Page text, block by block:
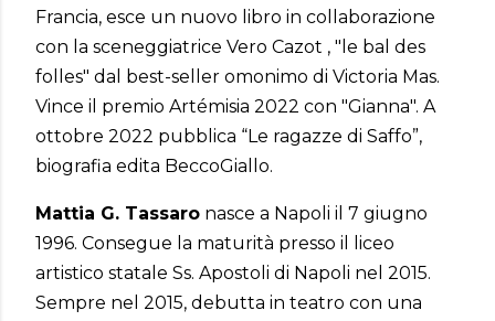
Francia, esce un nuovo libro in collaborazione
con la sceneggiatrice Vero Cazot , "le bal des
folles" dal best-seller omonimo di Victoria Mas.
Vince il premio Artémisia 2022 con "Gianna". A
ottobre 2022 pubblica “Le ragazze di Saffo”,
biografia edita BeccoGiallo.
Mattia G. Tassaro nasce a Napoli il 7 giugno
1996. Consegue la maturità presso il liceo
artistico statale Ss. Apostoli di Napoli nel 2015.
Sempre nel 2015, debutta in teatro con una